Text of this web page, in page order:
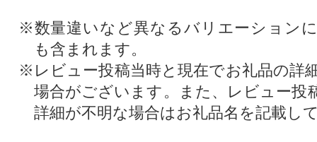
※数量違いなど異なるバリエーション
も含まれます。
※レビュー投稿当時と現在でお礼品の詳
場合がございます。また、レビュー投
詳細が不明な場合はお礼品名を記載し